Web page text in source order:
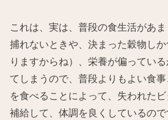
これは、実は、普段の食生活があ
捕れないときや、決まった穀物し
りますからね）、栄養が偏ってい
てしまうので、普段よりもよい食
を食べることによって、失われた
補給して、体調を良くしているので